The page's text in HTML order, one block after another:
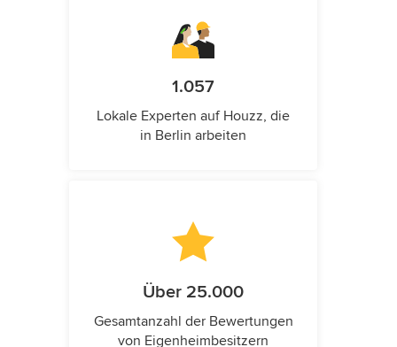
1.057
Lokale Experten auf Houzz, die
in Berlin arbeiten
Über 25.000
Gesamtanzahl der Bewertungen
von Eigenheimbesitzern